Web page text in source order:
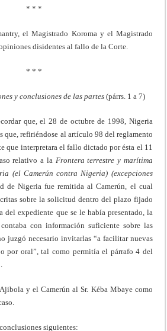
* * *
el Magistrado Koroma y el Magistrado
disidentes al fallo de la Corte.
* * *
y conclusiones de las partes(párrs. 1 a 7)
que, el 28 de octubre de 1998, Nigeria
que, refiriéndose al artículo 98 del reglamento
que interpretara el fallo dictado por ésta el 11
relativo a la Frontera terrestre y marítima
(el Camerún contra Nigeria) (excepciones
de Nigeria fue remitida al Camerún, el cual
sobre la solicitud dentro del plazo fijado
del expediente que se le había presentado, la
con información suficiente sobre las
juzgó necesario invitarlas “a facilitar nuevas
por oral”, tal como permitía el párrafo 4 del
y el Camerún al Sr. Kéba Mbaye como
siguientes: